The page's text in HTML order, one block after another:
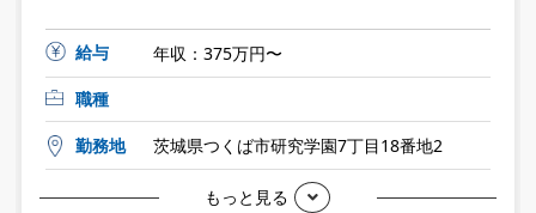
給与
年収：375万円〜
職種
勤務地 茨城県つくば市研究学園7丁目18番地2
もっと見る